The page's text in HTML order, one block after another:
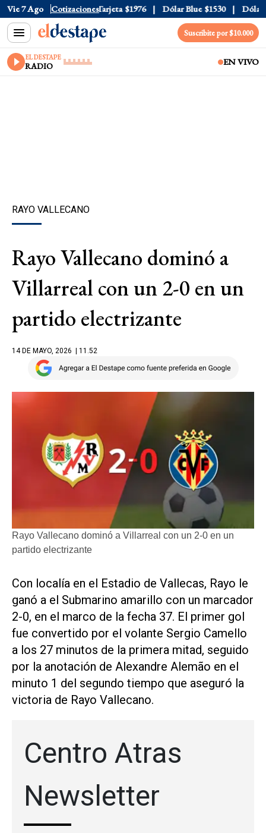
Vie 7 Ago Cotizaciones
$1520 Dólar Tarjeta $1976 Dólar Blue $1530 Dólar
Suscribite por $10.000
EL DESTAPE
RADIO EN VIVO
RAYO VALLECANO
Rayo Vallecano dominó a
Villarreal con un 2-0 en un
partido electrizante
14 DE MAYO, 2026 | 11.52
Rayo Vallecano dominó a Villarreal con un 2-0 en un
partido electrizante
Con localía en el Estadio de Vallecas, Rayo le
ganó a el Submarino amarillo con un marcador
2-0, en el marco de la fecha 37. El primer gol
fue convertido por el volante Sergio Camello
a los 27 minutos de la primera mitad, seguido
por la anotación de Alexandre Alemão en el
minuto 1 del segundo tiempo que aseguró la
victoria de Rayo Vallecano.